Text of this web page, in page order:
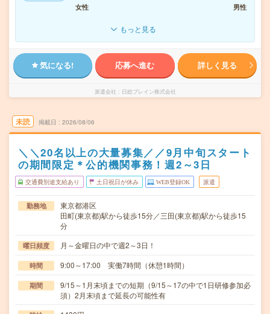
女性
男性
もっと見る
気になる! 応募へ進む 詳しく見る
派遣会社 日総ブレイン株式会社
未読 掲載日 2026/08/06
＼＼20名以上の大量募集／／9月中旬スタート
の期間限定＊公的機関事務！週2～3日
交通費別途支給あり 土日祝日が休み WEB登録OK 派遣
勤務地
東京都港区
田町(東京都)駅から徒歩15分／三田(東京都)駅から徒歩15
分
曜日頻度 月～金曜日の中で週2～3日！
時間 9:00～17:00 実働7時間（休憩1時間）
期間
9/15～1月末頃までの短期（9/15～17の中で1日研修参加必
須）2月末頃まで延長の可能性有